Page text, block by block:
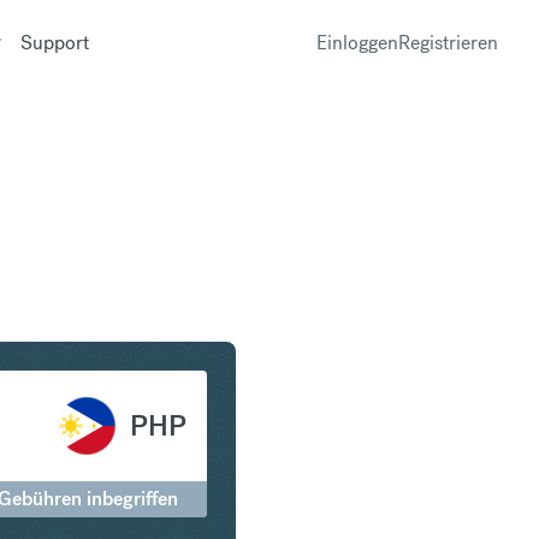
Support EinloggenRegistrieren
PHP
inbegriffen